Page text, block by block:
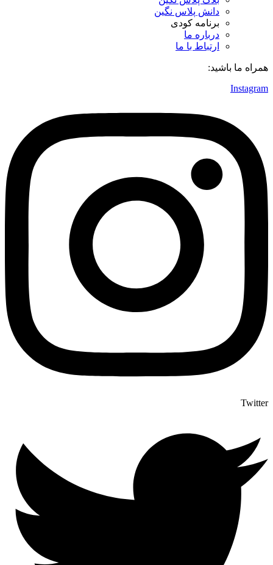
دانش پلاس نگین
برنامه کودی
درباره ما
ارتباط با ما
همراه ما باشید:
Instagram
Twitter